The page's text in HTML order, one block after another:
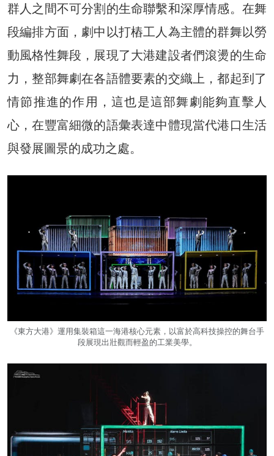
群人之間不可分割的生命聯繫和深厚情感。在舞
段編排方面，劇中以打樁工人為主體的群舞以勞
動風格性舞段，展現了大港建設者們滾燙的生命
力，整部舞劇在各語體要素的交織上，都起到了
情節推進的作用，這也是這部舞劇能夠直擊人
心，在豐富細微的語彙表達中體現當代港口生活
與發展圖景的成功之處。
《東方大港》運用集裝箱這一海港核心元素，以富於高科技操控的舞台手
段展現出壯觀而輕盈的工業美學。